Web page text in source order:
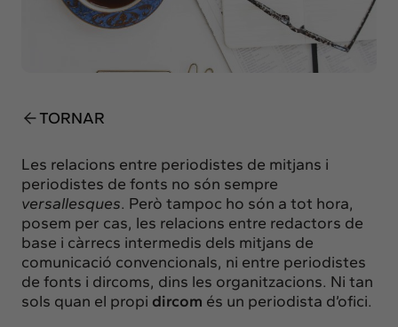
Insights
Intercanvi
TORNAR
Les relacions entre periodistes de mitjans i
periodistes de fonts no són sempre
versallesques. Però tampoc ho són a tot hora,
posem per cas, les relacions entre redactors de
base i càrrecs intermedis dels mitjans de
comunicació convencionals, ni entre periodistes
de fonts i dircoms, dins les organitzacions. Ni tan
sols quan el propi dircom és un periodista d’ofici.